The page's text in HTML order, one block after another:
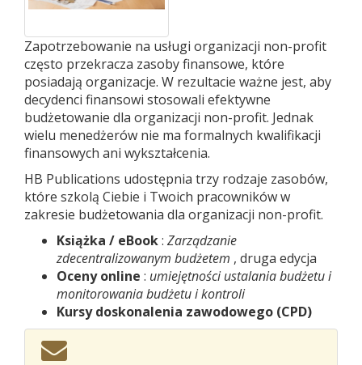
Zapotrzebowanie na usługi organizacji non-profit
często przekracza zasoby finansowe, które
posiadają organizacje. W rezultacie ważne jest, aby
decydenci finansowi stosowali efektywne
budżetowanie dla organizacji non-profit. Jednak
wielu menedżerów nie ma formalnych kwalifikacji
finansowych ani wykształcenia.
HB Publications udostępnia trzy rodzaje zasobów,
które szkolą Ciebie i Twoich pracowników w
zakresie budżetowania dla organizacji non-profit.
Książka / eBook: Zarządzanie
zdecentralizowanym budżetem , druga edycja
Oceny online : umiejętności ustalaniabudżetu i
monitorowania budżetu i kontroli
Kursy doskonalenia zawodowego (CPD)